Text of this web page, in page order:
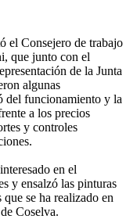
el Consejero de trabajo
que junto con el
de la Junta
algunas
del funcionamiento y la
a los precios
y controles
en el
y ensalzó las pinturas
se ha realizado en
Coselva.